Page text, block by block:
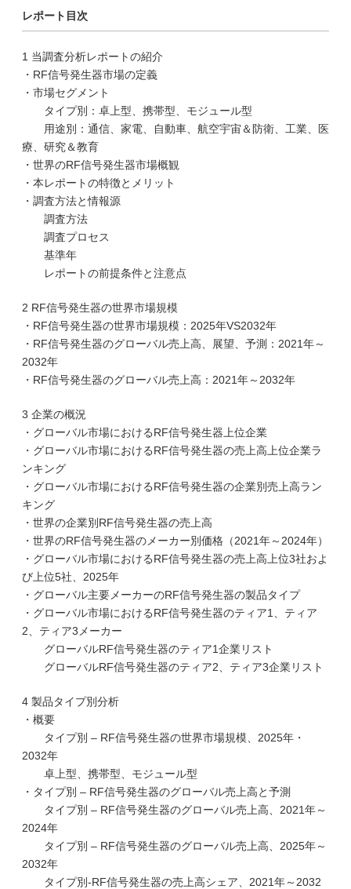
レポート目次
1 当調査分析レポートの紹介
・RF信号発生器市場の定義
・市場セグメント
タイプ別：卓上型、携帯型、モジュール型
用途別：通信、家電、自動車、航空宇宙＆防衛、工業、医
療、研究＆教育
・世界のRF信号発生器市場概観
・本レポートの特徴とメリット
・調査方法と情報源
調査方法
調査プロセス
基準年
レポートの前提条件と注意点
2 RF信号発生器の世界市場規模
・RF信号発生器の世界市場規模：2025年VS2032年
・RF信号発生器のグローバル売上高、展望、予測：2021年～
2032年
・RF信号発生器のグローバル売上高：2021年～2032年
3 企業の概況
・グローバル市場におけるRF信号発生器上位企業
・グローバル市場におけるRF信号発生器の売上高上位企業ラ
ンキング
・グローバル市場におけるRF信号発生器の企業別売上高ラン
キング
・世界の企業別RF信号発生器の売上高
・世界のRF信号発生器のメーカー別価格（2021年～2024年）
・グローバル市場におけるRF信号発生器の売上高上位3社およ
び上位5社、2025年
・グローバル主要メーカーのRF信号発生器の製品タイプ
・グローバル市場におけるRF信号発生器のティア1、ティア
2、ティア3メーカー
グローバルRF信号発生器のティア1企業リスト
グローバルRF信号発生器のティア2、ティア3企業リスト
4 製品タイプ別分析
・概要
タイプ別 – RF信号発生器の世界市場規模、2025年・
2032年
卓上型、携帯型、モジュール型
・タイプ別 – RF信号発生器のグローバル売上高と予測
タイプ別 – RF信号発生器のグローバル売上高、2021年～
2024年
タイプ別 – RF信号発生器のグローバル売上高、2025年～
2032年
タイプ別-RF信号発生器の売上高シェア、2021年～2032